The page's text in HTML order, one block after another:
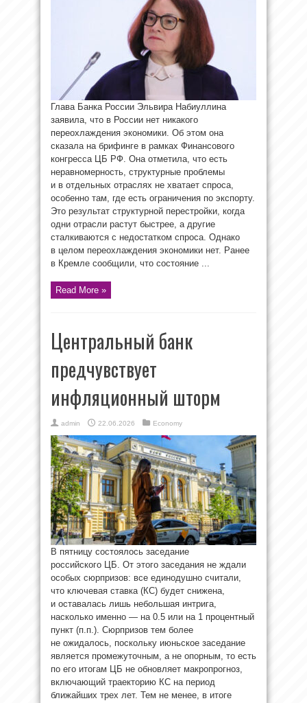
Глава Банка России Эльвира Набиуллина
заявила, что в России нет никакого
переохлаждения экономики. Об этом она
сказала на брифинге в рамках Финансового
конгресса ЦБ РФ. Она отметила, что есть
неравномерность, структурные проблемы
и в отдельных отраслях не хватает спроса,
особенно там, где есть ограничения по экспорту.
Это результат структурной перестройки, когда
одни отрасли растут быстрее, а другие
сталкиваются с недостатком спроса. Однако
в целом переохлаждения экономики нет. Ранее
в Кремле сообщили, что состояние ...
Read More »
Центральный банк
предчувствует
инфляционный шторм
admin 22.06.2026 Economy
В пятницу состоялось заседание
российского ЦБ. От этого заседания не ждали
особых сюрпризов: все единодушно считали,
что ключевая ставка (КС) будет снижена,
и оставалась лишь небольшая интрига,
насколько именно — на 0.5 или на 1 процентный
пункт (п.п.). Сюрпризов тем более
не ожидалось, поскольку июньское заседание
является промежуточным, а не опорным, то есть
по его итогам ЦБ не обновляет макропрогноз,
включающий траекторию КС на период
ближайших трех лет. Тем не менее, в итоге